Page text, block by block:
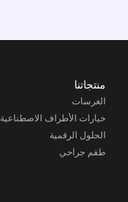
منتجاتنا
الغرسات
خيارات الأطراف الاصطناعية
الحلول الرقمية
طقم جراحي